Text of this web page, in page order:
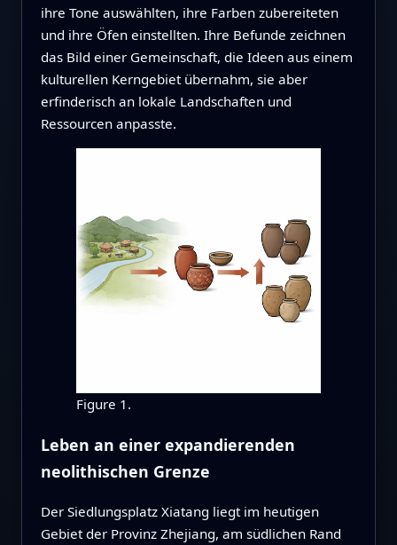
ihre Tone auswählten, ihre Farben zubereiteten
und ihre Öfen einstellten. Ihre Befunde zeichnen
das Bild einer Gemeinschaft, die Ideen aus einem
kulturellen Kerngebiet übernahm, sie aber
erfinderisch an lokale Landschaften und
Ressourcen anpasste.
Figure 1.
Leben an einer expandierenden
neolithischen Grenze
Der Siedlungsplatz Xiatang liegt im heutigen
Gebiet der Provinz Zhejiang, am südlichen Rand